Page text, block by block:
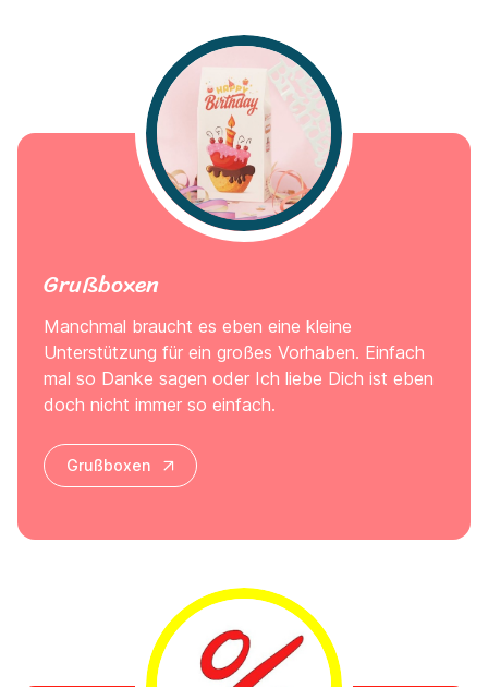
Grußboxen
Manchmal braucht es eben eine kleine
Unterstützung für ein großes Vorhaben. Einfach
mal so Danke sagen oder Ich liebe Dich ist eben
doch nicht immer so einfach.
Grußboxen